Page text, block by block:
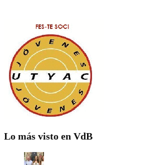
Lo más visto en VdB